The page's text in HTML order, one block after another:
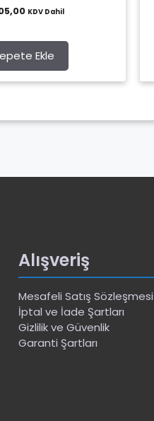
0
5
KDV Dahil
Ekle
Alışveriş
Mesafeli Satış Sözleşmesi
İptal ve İade Şartları
Gizlilik ve Güvenlik
Garanti Şartları